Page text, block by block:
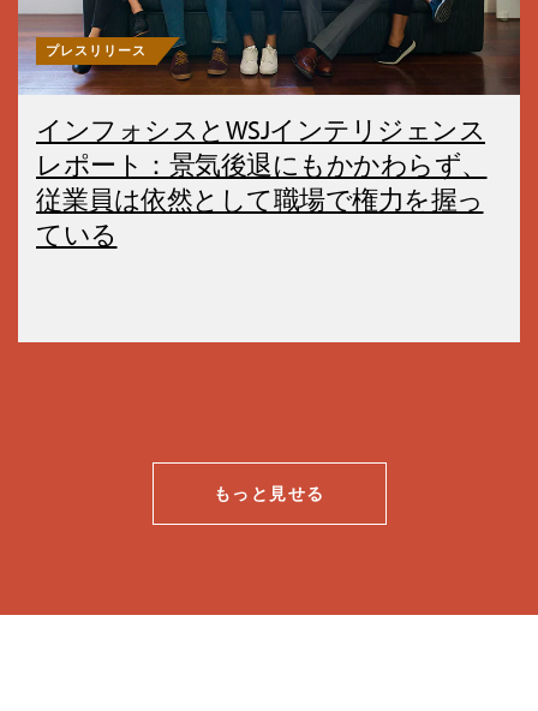
プレスリリース
インフォシスとWSJインテリジェンス
レポート：景気後退にもかかわらず、
従業員は依然として職場で権力を握っ
ている
もっと見せる